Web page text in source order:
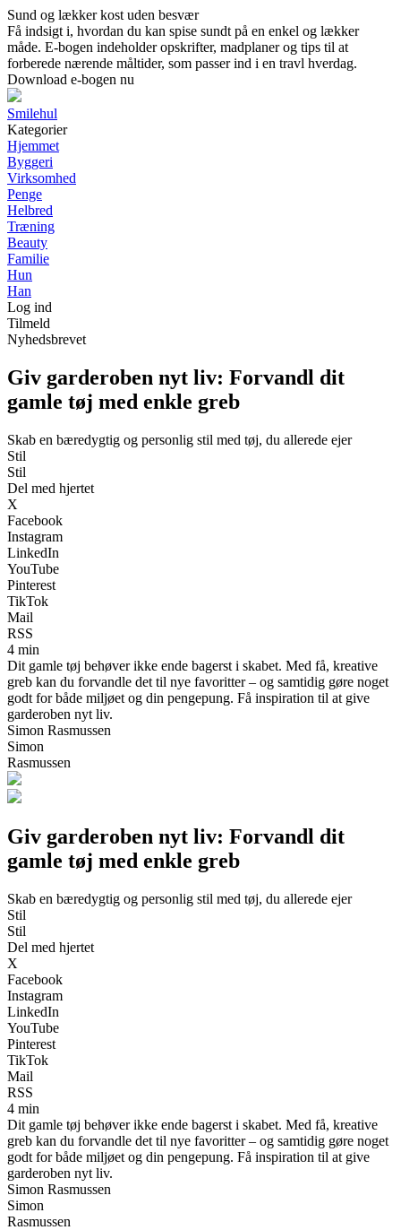
Sund og lækker kost uden besvær
Få indsigt i, hvordan du kan spise sundt på en enkel og lækker
måde. E-bogen indeholder opskrifter, madplaner og tips til at
forberede nærende måltider, som passer ind i en travl hverdag.
Download e-bogen nu
Smilehul
Kategorier
Hjemmet
Byggeri
Virksomhed
Penge
Helbred
Træning
Beauty
Familie
Hun
Han
Log ind
Tilmeld
Nyhedsbrevet
Giv garderoben nyt liv: Forvandl dit
gamle tøj med enkle greb
Skab en bæredygtig og personlig stil med tøj, du allerede ejer
Stil
Stil
Del med hjertet
X
Facebook
Instagram
LinkedIn
YouTube
Pinterest
TikTok
Mail
RSS
4 min
Dit gamle tøj behøver ikke ende bagerst i skabet. Med få, kreative
greb kan du forvandle det til nye favoritter – og samtidig gøre noget
godt for både miljøet og din pengepung. Få inspiration til at give
garderoben nyt liv.
Simon Rasmussen
Simon
Rasmussen
Giv garderoben nyt liv: Forvandl dit
gamle tøj med enkle greb
Skab en bæredygtig og personlig stil med tøj, du allerede ejer
Stil
Stil
Del med hjertet
X
Facebook
Instagram
LinkedIn
YouTube
Pinterest
TikTok
Mail
RSS
4 min
Dit gamle tøj behøver ikke ende bagerst i skabet. Med få, kreative
greb kan du forvandle det til nye favoritter – og samtidig gøre noget
godt for både miljøet og din pengepung. Få inspiration til at give
garderoben nyt liv.
Simon Rasmussen
Simon
Rasmussen